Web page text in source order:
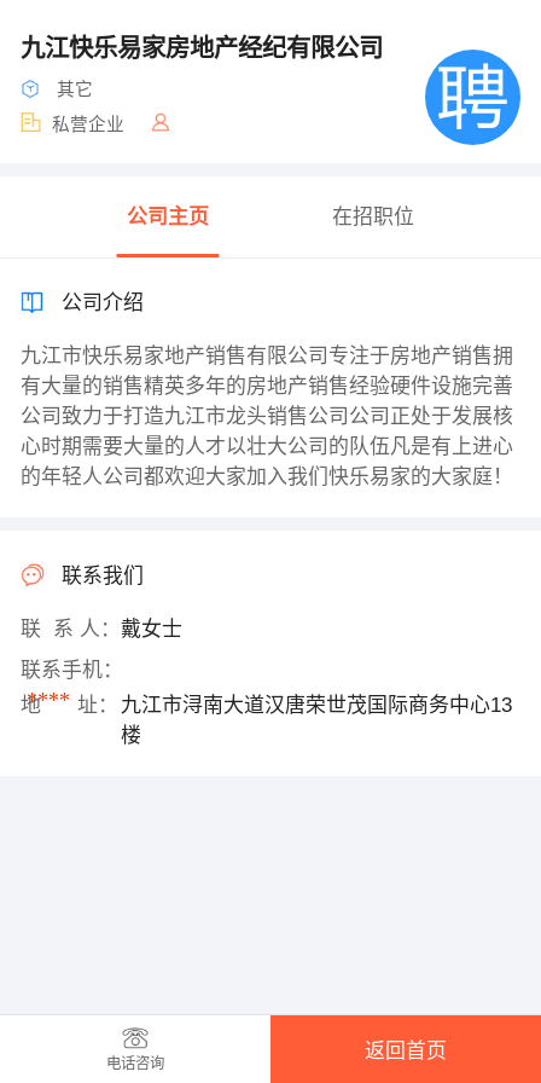
九江快乐易家房地产经纪有限公司
其它
私营企业
公司主页 在招职位
公司介绍
九江市快乐易家地产销售有限公司专注于房地产销售拥
有大量的销售精英多年的房地产销售经验硬件设施完善
公司致力于打造九江市龙头销售公司公司正处于发展核
心时期需要大量的人才以壮大公司的队伍凡是有上进心
的年轻人公司都欢迎大家加入我们快乐易家的大家庭！
联系我们
联 系 人： 戴女士
联系手机：
****
地 址：
九江市浔南大道汉唐荣世茂国际商务中心13
楼
电话咨询
返回首页